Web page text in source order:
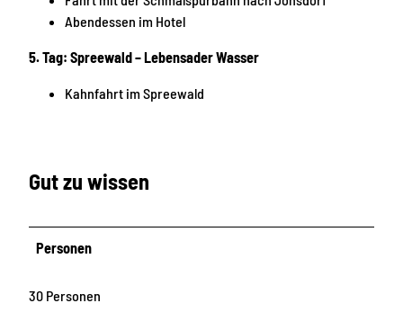
Abendessen im Hotel
5. Tag: Spreewald – Lebensader Wasser
Kahnfahrt im Spreewald
Gut zu wissen
Personen
30 Personen